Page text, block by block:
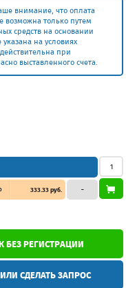
внимание, что оплата
возможна только путем
средств на основании
на условиях
при
выставленного счета.
333.33 руб. –
БЕЗ РЕГИСТРАЦИИ
СДЕЛАТЬ ЗАПРОС